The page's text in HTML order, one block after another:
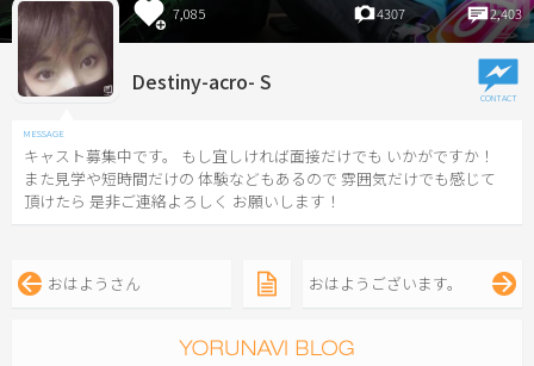
7,085 4307 2,403
Destiny-acro- S
キャスト募集中です。 もし宜しければ面接だけでも いかがですか！
また見学や短時間だけの 体験などもあるので 雰囲気だけでも感じて
頂けたら 是非ご連絡よろしく お願いします！
おはようさん おはようございます。